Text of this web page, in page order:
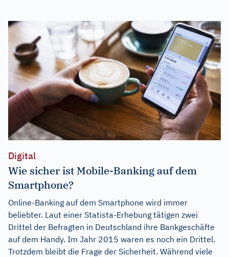
Digital
Wie sicher ist Mobile-Banking auf dem
Smartphone?
Online-Banking auf dem Smartphone wird immer
beliebter. Laut einer Statista-Erhebung tätigen zwei
Drittel der Befragten in Deutschland ihre Bankgeschäfte
auf dem Handy. Im Jahr 2015 waren es noch ein Drittel.
Trotzdem bleibt die Frage der Sicherheit. Während viele